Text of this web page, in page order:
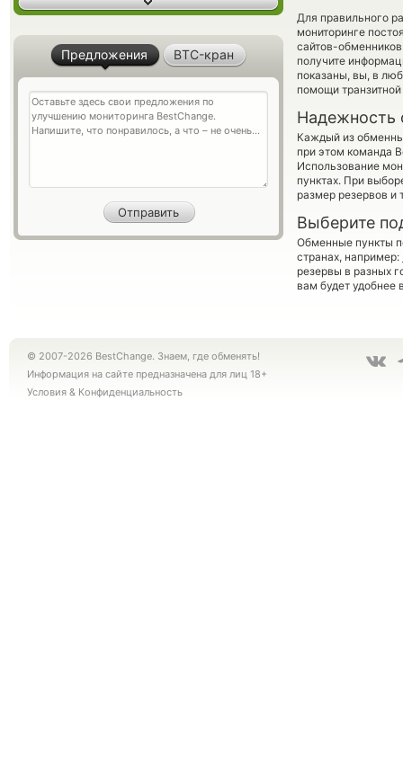
Для правильного
мониторинге
сайтов-
получите
показаны, вы, в
помощи
Надежность
Каждый из
при этом команда
Использование
пунктах. При
размер резервов и
Выберите
Обменные пункты
странах, например:
резервы в разных
вам будет удобнее
Предложения BTC-кран
© 2007-2026 BestChange. Знаем, где обменять!
Информация на сайте предназначена для лиц 18+
Условия & Конфиденциальность